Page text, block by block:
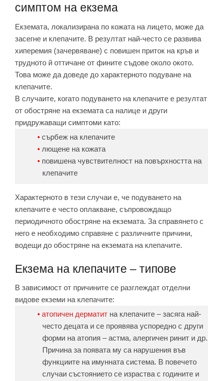
симптом на екзема
Екземата, локализирана по кожата на лицето, може да
засегне и клепачите. В резултат най-често се развива
хиперемия (зачервяване) с повишен приток на кръв и
трудното й оттичане от фините съдове около окото.
Това може да доведе до характерното подуване на
клепачите.
В случаите, когато подуването на клепачите е резултат
от обостряне на екземата са налице и други
придружаващи симптоми като:
сърбеж на клепачите
лющене на кожата
повишена чувствителност на повърхността на
клепачите
Характерното в тези случаи е, че подуването на
клепачите е често оплакване, съпровождащо
периодичното обостряне на екземата. За справянето с
него е необходимо справяне с различните причини,
водещи до обостряне на екземата на клепачите.
Екзема на клепачите – типове
В зависимост от причините се разглеждат отделни
видове екземи на клепачите:
атопичен дерматитна клепачите – засяга най-
често децата и се проявява успоредно с други
форми на атопия – астма, алергичен ринит и др.
Причина за появата му са нарушения във
функциите на имунната система. В повечето
случаи състоянието се израства с годините и